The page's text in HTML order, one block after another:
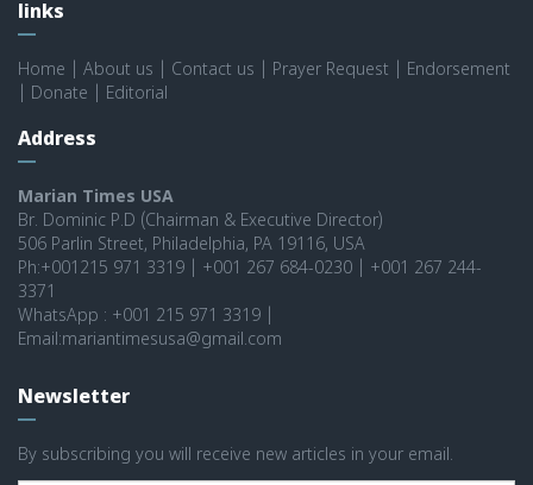
links
Home About us Contact us Prayer Request
Endorsement
Donate Editorial
Address
Marian Times USA
Br. Dominic P.D (Chairman & Executive Director)
506 Parlin Street, Philadelphia, PA 19116, USA
Ph:+001215 971 3319 | +001 267 684-0230 | +001 267 244-
3371
WhatsApp : +001 215 971 3319 |
Email:mariantimesusa@gmail.com
Newsletter
By subscribing you will receive new articles in your email.